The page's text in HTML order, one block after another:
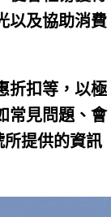
以及協助消費
折扣等，以極
常見問題、會
提供的資訊